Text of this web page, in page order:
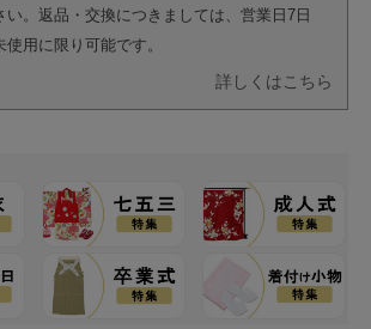
い。返品・交換につきましては、営業日7日
用に限り可能です。
詳しくはこちら